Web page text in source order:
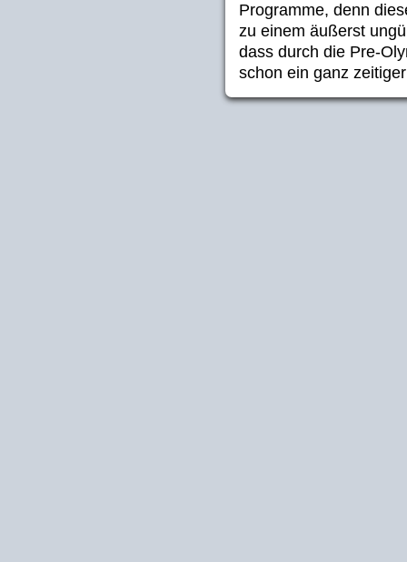
Programme, denn
zu einem äußerst
dass durch die Pre-
schon ein ganz